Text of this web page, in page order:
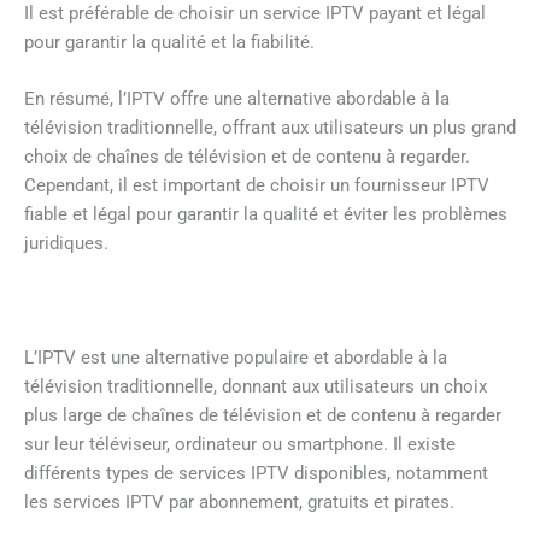
Il est préférable de choisir un service IPTV payant et légal
pour garantir la qualité et la fiabilité.
En résumé, l’IPTV offre une alternative abordable à la
télévision traditionnelle, offrant aux utilisateurs un plus grand
choix de chaînes de télévision et de contenu à regarder.
Cependant, il est important de choisir un fournisseur IPTV
fiable et légal pour garantir la qualité et éviter les problèmes
juridiques.
L’IPTV est une alternative populaire et abordable à la
télévision traditionnelle, donnant aux utilisateurs un choix
plus large de chaînes de télévision et de contenu à regarder
sur leur téléviseur, ordinateur ou smartphone. Il existe
différents types de services IPTV disponibles, notamment
les services IPTV par abonnement, gratuits et pirates.